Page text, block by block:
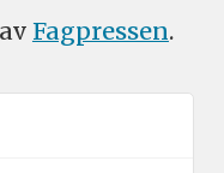
Fagpressen.
Varsom-